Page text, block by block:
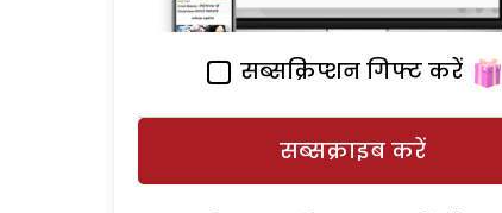
सब्सक्रिप्शन गिफ्ट करें
सब्सक्राइब करें